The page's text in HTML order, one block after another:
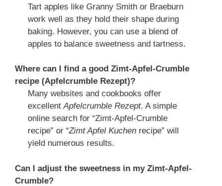
Tart apples like Granny Smith or Braeburn
work well as they hold their shape during
baking. However, you can use a blend of
apples to balance sweetness and tartness.
Where can I find a good Zimt-Apfel-Crumble
recipe (Apfelcrumble Rezept)?
Many websites and cookbooks offer
excellentApfelcrumble Rezept. A simple
online search for “Zimt-Apfel-Crumble
recipe” or “Zimt Apfel Kuchenrecipe” will
yield numerous results.
Can I adjust the sweetness in my Zimt-Apfel-
Crumble?